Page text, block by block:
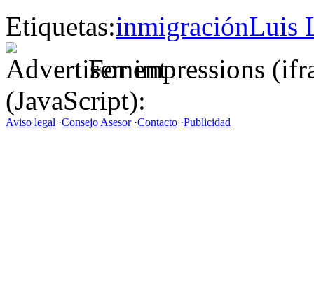
Etiquetas:inmigraciónLuis
For impressions
(JavaScript):
Aviso legal ·Consejo Asesor·Contacto ·Publicidad